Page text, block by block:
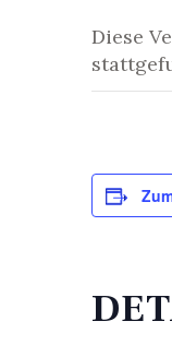
Diese